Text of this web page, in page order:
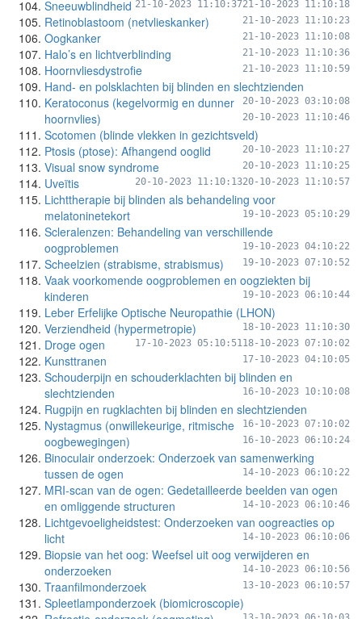
21-10-2023 11:10:18
Sneeuwblindheid 21-10-2023 11:10:37
Retinoblastoom (netvlieskanker) 21-10-2023 11:10:23
Oogkanker 21-10-2023 11:10:08
Halo’s en lichtverblinding 21-10-2023 11:10:36
Hoornvliesdystrofie 21-10-2023 11:10:59
Hand- en polsklachten bij blinden en slechtzienden
20-10-2023 03:10:08
Keratoconus (kegelvormig en dunner
hoornvlies)
20-10-2023 11:10:46
Scotomen (blinde vlekken in gezichtsveld)
20-10-2023 11:10:27
Ptosis (ptose): Afhangend ooglid
20-10-2023 11:10:25
Visual snow syndrome
20-10-2023 11:10:57
Uveïtis 20-10-2023 11:10:13
Lichttherapie bij blinden als behandeling voor
melatoninetekort
19-10-2023 05:10:29
Scleralenzen: Behandeling van verschillende
oogproblemen
19-10-2023 04:10:22
Scheelzien (strabisme, strabismus) 19-10-2023 07:10:52
Vaak voorkomende oogproblemen en oogziekten bij
kinderen
19-10-2023 06:10:44
Leber Erfelijke Optische Neuropathie (LHON)
18-10-2023 11:10:30
Verziendheid (hypermetropie)
18-10-2023 07:10:02
Droge ogen 17-10-2023 05:10:51
Kunsttranen 17-10-2023 04:10:05
Schouderpijn en schouderklachten bij blinden en
slechtzienden
16-10-2023 10:10:08
Rugpijn en rugklachten bij blinden en slechtzienden
16-10-2023 07:10:02
Nystagmus (onwillekeurige, ritmische
oogbewegingen)
16-10-2023 06:10:24
Binoculair onderzoek: Onderzoek van samenwerking
tussen de ogen
14-10-2023 06:10:22
MRI-scan van de ogen: Gedetailleerde beelden van ogen
en omliggende structuren
14-10-2023 06:10:46
Lichtgevoeligheidstest: Onderzoeken van oogreacties op
licht
14-10-2023 06:10:06
Biopsie van het oog: Weefsel uit oog verwijderen en
onderzoeken
14-10-2023 06:10:56
Traanfilmonderzoek 13-10-2023 06:10:57
Spleetlamponderzoek (biomicroscopie)